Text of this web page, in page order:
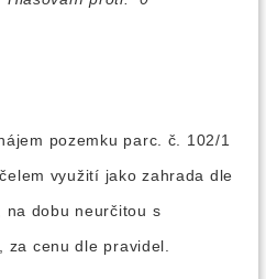
pozemku parc. č. 102/1
využití jako zahrada dle
na dobu neurčitou s
cenu dle pravidel.